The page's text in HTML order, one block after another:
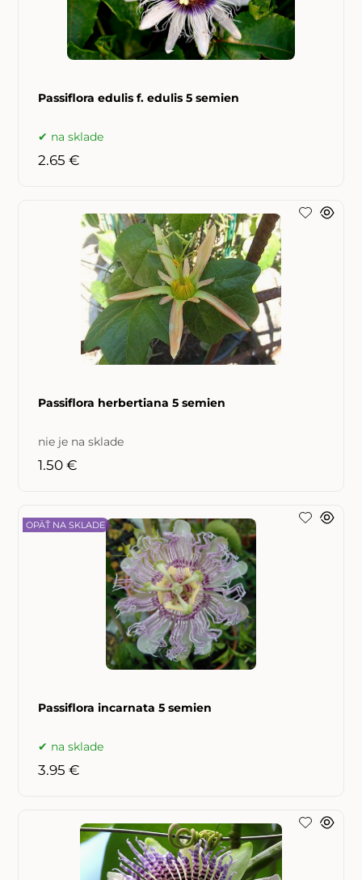
Passiflora edulis f. edulis 5 semien
na sklade
2.65 €
Passiflora herbertiana 5 semien
nie je na sklade
1.50 €
Passiflora incarnata 5 semien
OPÄŤ NA SKLADE
na sklade
3.95 €